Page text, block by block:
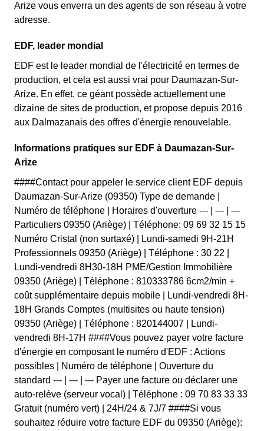
Arize vous enverra un des agents de son réseau à votre
adresse.
EDF, leader mondial
EDF est le leader mondial de l'électricité en termes de
production, et cela est aussi vrai pour Daumazan-Sur-
Arize. En effet, ce géant possède actuellement une
dizaine de sites de production, et propose depuis 2016
aux Dalmazanais des offres d'énergie renouvelable.
Informations pratiques sur EDF à Daumazan-Sur-
Arize
####Contact pour appeler le service client EDF depuis
Daumazan-Sur-Arize (09350) Type de demande |
Numéro de téléphone | Horaires d'ouverture --- | --- | ---
Particuliers 09350 (Ariège) | Téléphone: 09 69 32 15 15
Numéro Cristal (non surtaxé) | Lundi-samedi 9H-21H
Professionnels 09350 (Ariège) | Téléphone : 30 22 |
Lundi-vendredi 8H30-18H PME/Gestion Immobilière
09350 (Ariège) | Téléphone : 810333786 6cm2/min +
coût supplémentaire depuis mobile | Lundi-vendredi 8H-
18H Grands Comptes (multisites ou haute tension)
09350 (Ariège) | Téléphone : 820144007 | Lundi-
vendredi 8H-17H ####Vous pouvez payer votre facture
d'énergie en composant le numéro d'EDF : Actions
possibles | Numéro de téléphone | Ouverture du
standard --- | --- | --- Payer une facture ou déclarer une
auto-relève (serveur vocal) | Téléphone : 09 70 83 33 33
Gratuit (numéro vert) | 24H/24 & 7J/7 ####Si vous
souhaitez réduire votre facture EDF du 09350 (Ariège):